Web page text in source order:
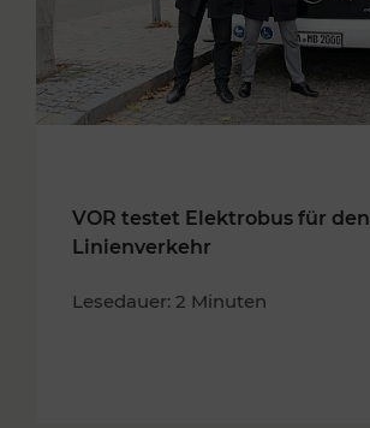
VOR testet Elektrobus für den
Linienverkehr
Lesedauer: 2 Minuten